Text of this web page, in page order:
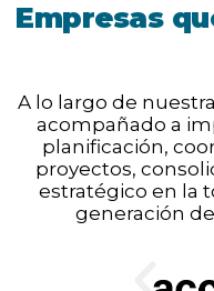
Empresas
A lo largo de
acompañado a
planificación,
proyectos,
estratégico en la
generación